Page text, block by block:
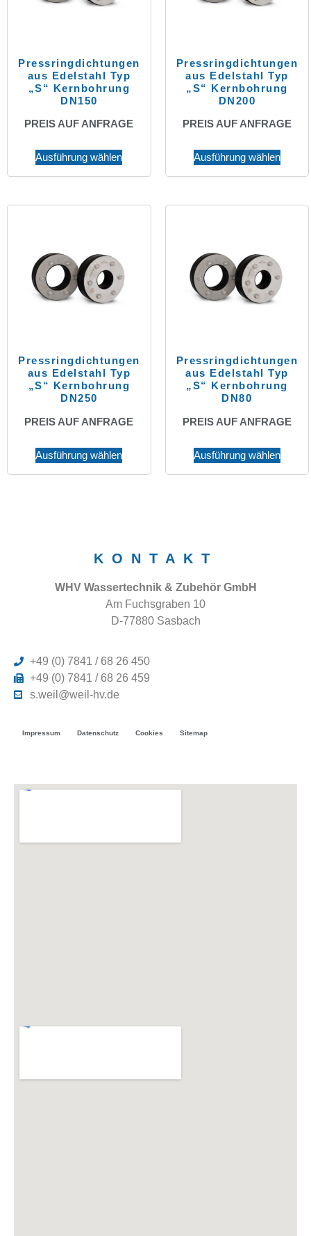
Pressringdichtungen
aus Edelstahl Typ
„S“ Kernbohrung
DN150
PREIS AUF ANFRAGE
Ausführung wählen
Pressringdichtungen
aus Edelstahl Typ
„S“ Kernbohrung
DN200
PREIS AUF ANFRAGE
Ausführung wählen
Pressringdichtungen
aus Edelstahl Typ
„S“ Kernbohrung
DN250
PREIS AUF ANFRAGE
Ausführung wählen
Pressringdichtungen
aus Edelstahl Typ
„S“ Kernbohrung
DN80
PREIS AUF ANFRAGE
Ausführung wählen
KONTAKT
WHV Wassertechnik & Zubehör GmbH
Am Fuchsgraben 10
D-77880 Sasbach
+49 (0) 7841 / 68 26 450
+49 (0) 7841 / 68 26 459
s.weil@weil-hv.de
Impressum Datenschutz Cookies Sitemap